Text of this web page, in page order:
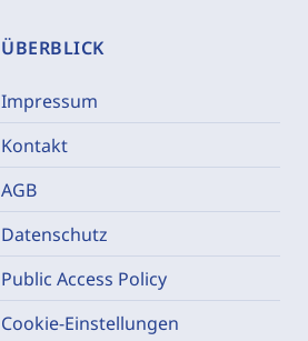
ÜBERBLICK
Impressum
Kontakt
AGB
Datenschutz
Public Access Policy
Cookie-Einstellungen